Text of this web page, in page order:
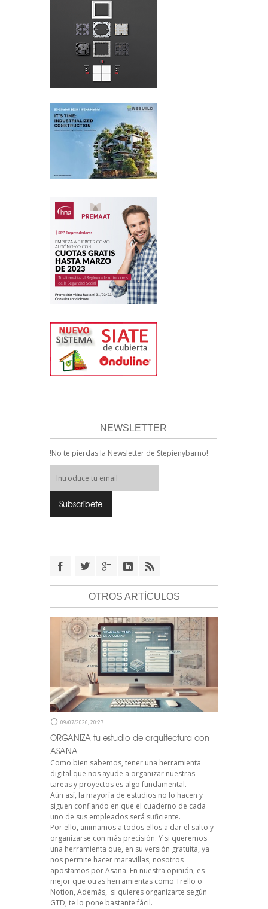
NEWSLETTER
!No te pierdas la Newsletter de Stepienybarno!
OTROS ARTÍCULOS
09/07/2026, 20:27
ORGANIZA tu estudio de arquitectura con
ASANA
Como bien sabemos, tener una herramienta
digital que nos ayude a organizar nuestras
tareas y proyectos es algo fundamental.
Aún así, la mayoría de estudios no lo hacen y
siguen confiando en que el cuaderno de cada
uno de sus empleados será suficiente.
Por ello, animamos a todos ellos a dar el salto y
organizarse con más precisión. Y si queremos
una herramienta que, en su versión gratuita, ya
nos permite hacer maravillas, nosotros
apostamos por Asana. En nuestra opinión, es
mejor que otras herramientas como Trello o
Notion, Además, si quieres organizarte según
GTD, te lo pone bastante fácil.